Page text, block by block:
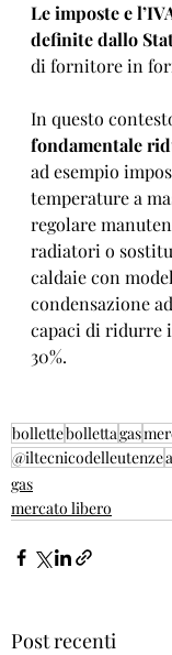
Le imposte e
definite dallo
di fornitore in
In questo
fondamentale
ad esempio
temperature a
regolare
radiatori o
caldaie con
condensazione
capaci di ridurre
30%.
bollettebollettagas
@iltecnicodelleutenze
gas
mercato libero
Post recenti